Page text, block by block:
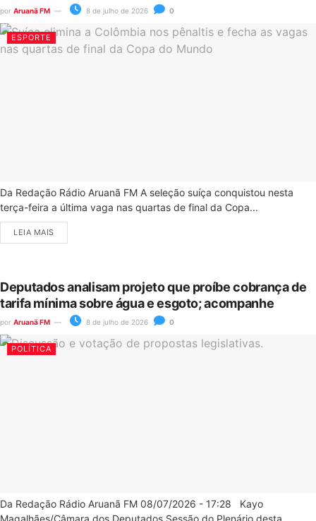
por Aruanã FM 8 de julho de 2026 0
ESPORTE
Da Redação Rádio Aruanã FM A seleção suíça conquistou nesta
terça-feira a última vaga nas quartas de final da Copa...
LEIA MAIS
Deputados analisam projeto que proíbe cobrança de
tarifa mínima sobre água e esgoto; acompanhe
por Aruanã FM 8 de julho de 2026 0
POLÍTICA
Da Redação Rádio Aruanã FM 08/07/2026 - 17:28 Kayo